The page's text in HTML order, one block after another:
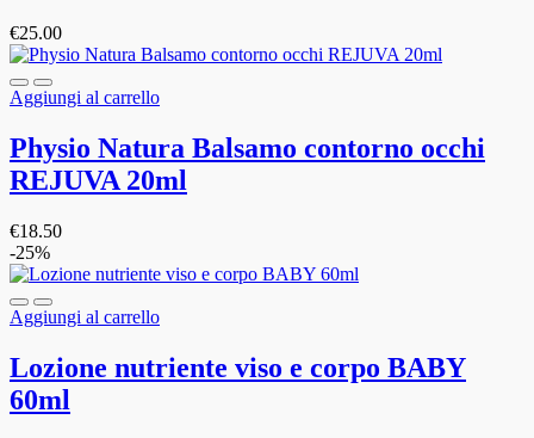
€25.00
Aggiungi al carrello
Physio Natura Balsamo contorno occhi
REJUVA 20ml
€18.50
-25%
Aggiungi al carrello
Lozione nutriente viso e corpo BABY
60ml